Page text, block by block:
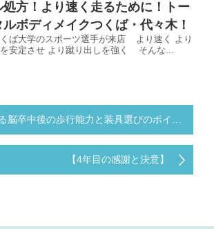
処方！より速く走るために！トー
ルボディメイクつくば・代々木！
ば大学のスポーツ選手が来店 より速く より
安定させ より蹴り出しを強く そんな...
歩行能力と装具選びのポイント！トータルボディメイクつくば・代々木！
【4年目の感謝と決意】